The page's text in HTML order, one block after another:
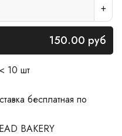
150.00 руб
10 шт
бесплатная по
BAKERY